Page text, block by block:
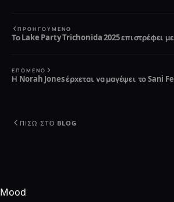
ΠΡΟΗΓΟΎΜΕΝΟ
Το Lake Party Trichonida 2025 επιστρέφει
ΕΠΌΜΕΝΟ
Η Norah Jones έρχεται να μαγέψει το Sani
ΠΊΣΩ ΣΤΟ BLOG
Mood